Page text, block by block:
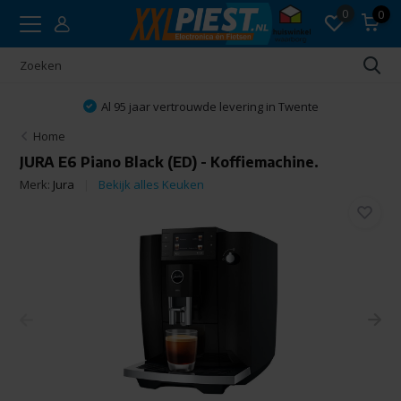
0 0
Al 95 jaar vertrouwde levering in Twente
Home
JURA E6 Piano Black (ED) - Koffiemachine.
Merk: Jura Bekijk alles Keuken